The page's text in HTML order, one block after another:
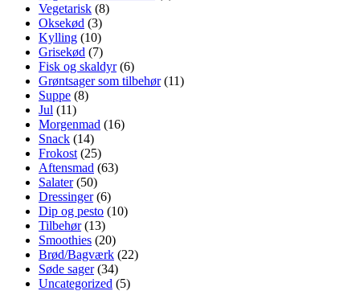
Vegetarisk (8)
Oksekød (3)
Kylling (10)
Grisekød (7)
Fisk og skaldyr(6)
Grøntsager som tilbehør(11)
Suppe (8)
Jul (11)
Morgenmad (16)
Snack (14)
Frokost (25)
Aftensmad (63)
Salater(50)
Dressinger(6)
Dip og pesto (10)
Tilbehør(13)
Smoothies (20)
Brød/Bagværk (22)
Søde sager(34)
Uncategorized (5)